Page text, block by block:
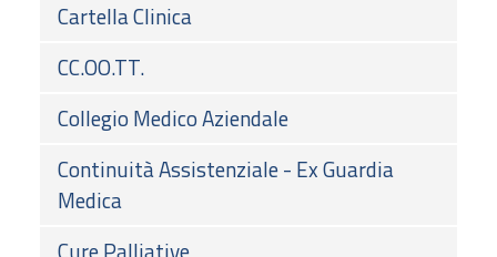
Cartella Clinica
CC.OO.TT.
Collegio Medico Aziendale
Continuità Assistenziale - Ex Guardia
Medica